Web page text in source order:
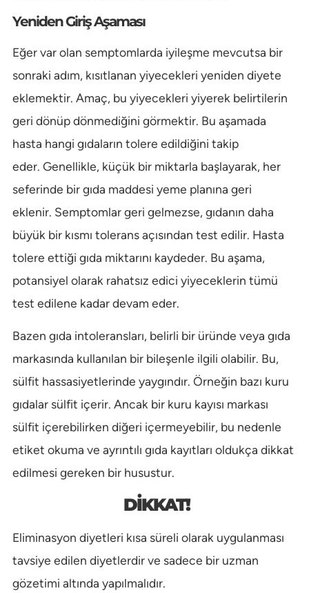
Yeniden Giriş Aşaması
Eğer var olan semptomlarda iyileşme mevcutsa bir
sonraki adım, kısıtlanan yiyecekleri yeniden diyete
eklemektir. Amaç, bu yiyecekleri yiyerek belirtilerin
geri dönüp dönmediğini görmektir. Bu aşamada
hasta hangi gıdaların tolere edildiğini takip
eder. Genellikle, küçük bir miktarla başlayarak, her
seferinde bir gıda maddesi yeme planına geri
eklenir. Semptomlar geri gelmezse, gıdanın daha
büyük bir kısmı tolerans açısından test edilir. Hasta
tolere ettiği gıda miktarını kaydeder. Bu aşama,
potansiyel olarak rahatsız edici yiyeceklerin tümü
test edilene kadar devam eder.
Bazen gıda intoleransları, belirli bir üründe veya gıda
markasında kullanılan bir bileşenle ilgili olabilir. Bu,
sülfit hassasiyetlerinde yaygındır. Örneğin bazı kuru
gıdalar sülfit içerir. Ancak bir kuru kayısı markası
sülfit içerebilirken diğeri içermeyebilir, bu nedenle
etiket okuma ve ayrıntılı gıda kayıtları oldukça dikkat
edilmesi gereken bir husustur.
DİKKAT!
Eliminasyon diyetleri kısa süreli olarak uygulanması
tavsiye edilen diyetlerdir ve sadece bir uzman
gözetimi altında yapılmalıdır.